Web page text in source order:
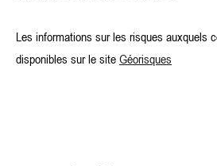
Les informations sur les risques auxquels
disponibles sur le site Géorisques